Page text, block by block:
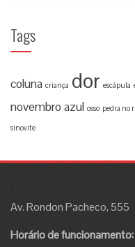
Tags
coluna criança dor escápula
novembro azul osso pedra no
sinovite
Av. Rondon Pacheco, 555
Horário de funcionamento: